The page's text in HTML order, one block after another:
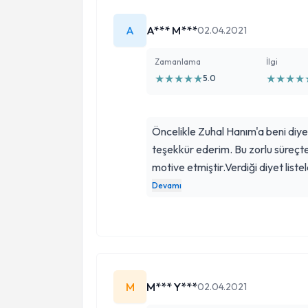
A A*** M***02.04.2021
Zamanlama
★★★★★5.0
İlgi
★★★★
Öncelikle Zuhal Hanım'a beni
teşekkür ederim. Bu zorlu
motive etmiştir.Verdiği diyet
uygulanabilir olup aç kalmadan
arkadaş olması benim sağlıklı
tavsiye ediyorum.
Devamı
M M*** Y***02.04.2021